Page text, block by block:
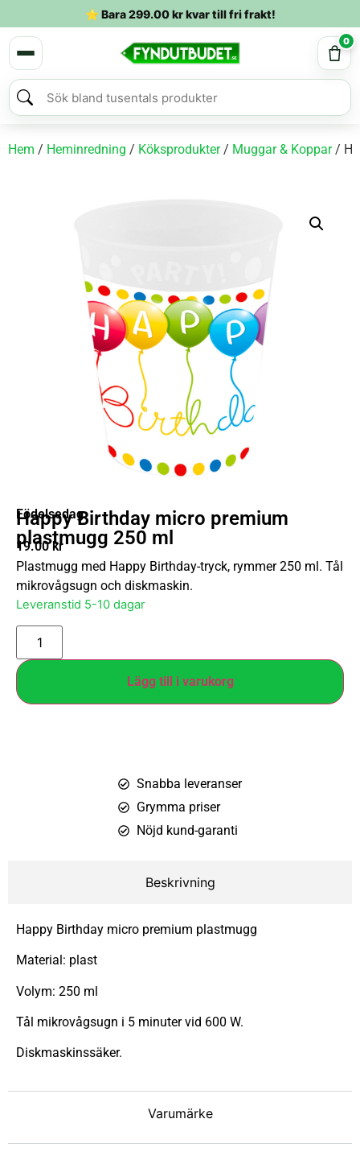
⭐ Bara299.00krkvar till fri frakt!
0
Hem / Heminredning / Köksprodukter/ Muggar & Koppar/
Födelsedag
Happy Birthday micro premium
plastmugg 250 ml
19.00kr
Plastmugg med Happy Birthday-tryck, rymmer 250 ml. Tål
mikrovågsugn och diskmaskin.
Leveranstid 5-10 dagar
Lägg till i varukorg
Snabba leveranser
Grymma priser
Nöjd kund-garanti
Beskrivning
Varumärke
Happy Birthday micro premium plastmugg
Material: plast
Volym: 250 ml
Tål mikrovågsugn i 5 minuter vid 600 W.
Diskmaskinssäker.